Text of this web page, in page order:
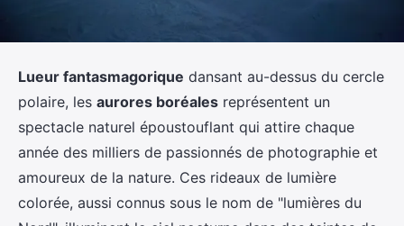
Lueur fantasmagorique dansant au-dessus du cercle
polaire, les aurores boréales représentent un
spectacle naturel époustouflant qui attire chaque
année des milliers de passionnés de photographie et
amoureux de la nature. Ces rideaux de lumière
colorée, aussi connus sous le nom de "lumières du